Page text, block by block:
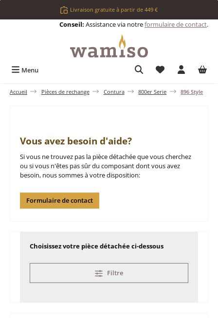
Passer au contenu principalLivraison gratuite à partir de 449 €
Conseil: Assistance via notreformulaire de contact.
Menu Vous avez 0
Accueil Pièces de rechange Contura 800er Serie 896 Style
Vous avez besoin d'aide?
Si vous ne trouvez pas la pièce détachée que vous cherchez
ou si vous n'êtes pas sûr du composant dont vous avez
besoin, nous sommes à votre disposition:
Formulaire de contact
Choisissez votre pièce détachée ci-dessous
Filtre